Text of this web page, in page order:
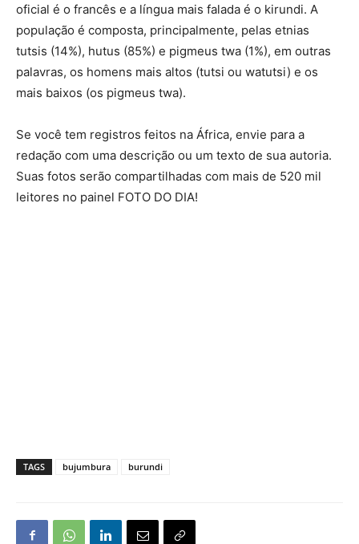
oficial é o francês e a língua mais falada é o kirundi. A
população é composta, principalmente, pelas etnias
tutsis (14%), hutus (85%) e pigmeus twa (1%), em outras
palavras, os homens mais altos (tutsi ou watutsi) e os
mais baixos (os pigmeus twa).
Se você tem registros feitos na África, envie para a
redação com uma descrição ou um texto de sua autoria.
Suas fotos serão compartilhadas com mais de 520 mil
leitores no painel FOTO DO DIA!
TAGS bujumbura burundi